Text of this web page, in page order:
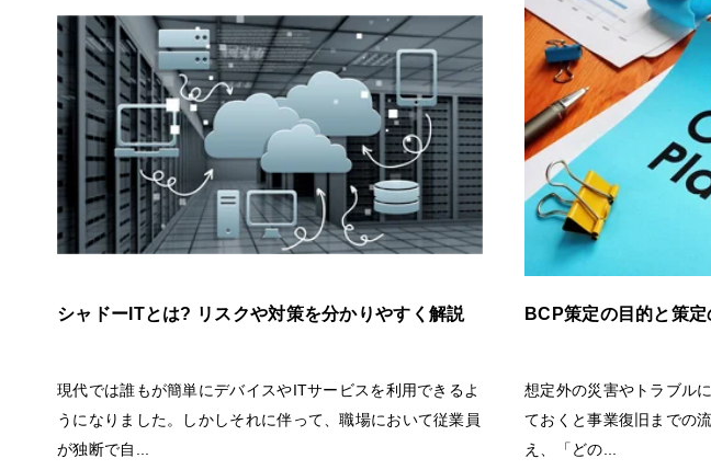
シャドーITとは? リスクや対策を分かりやすく解説
現代では誰もが簡単にデバイスやITサービスを利用できるよ
うになりました。しかしそれに伴って、職場において従業員
が独断で自...
BCP策定の目的と策
想定外の災害やトラブル
ておくと事業復旧までの
え、「どの...